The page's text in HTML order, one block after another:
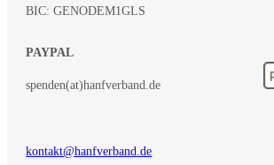
BIC: GENODEM1GLS
PAYPAL
spenden(at)hanfverband.de
kontakt@hanfverband.de